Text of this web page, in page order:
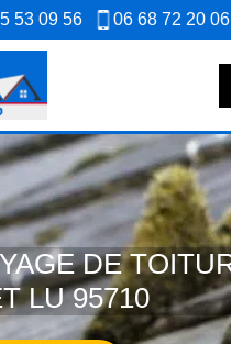
53 09 56 06 68 72 20 06
DE
LU 95710